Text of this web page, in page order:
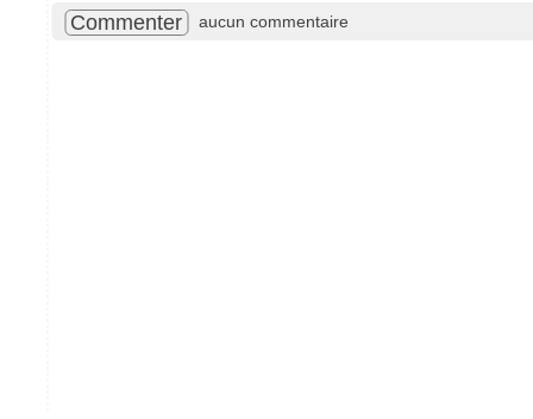
Commenter aucun commentaire